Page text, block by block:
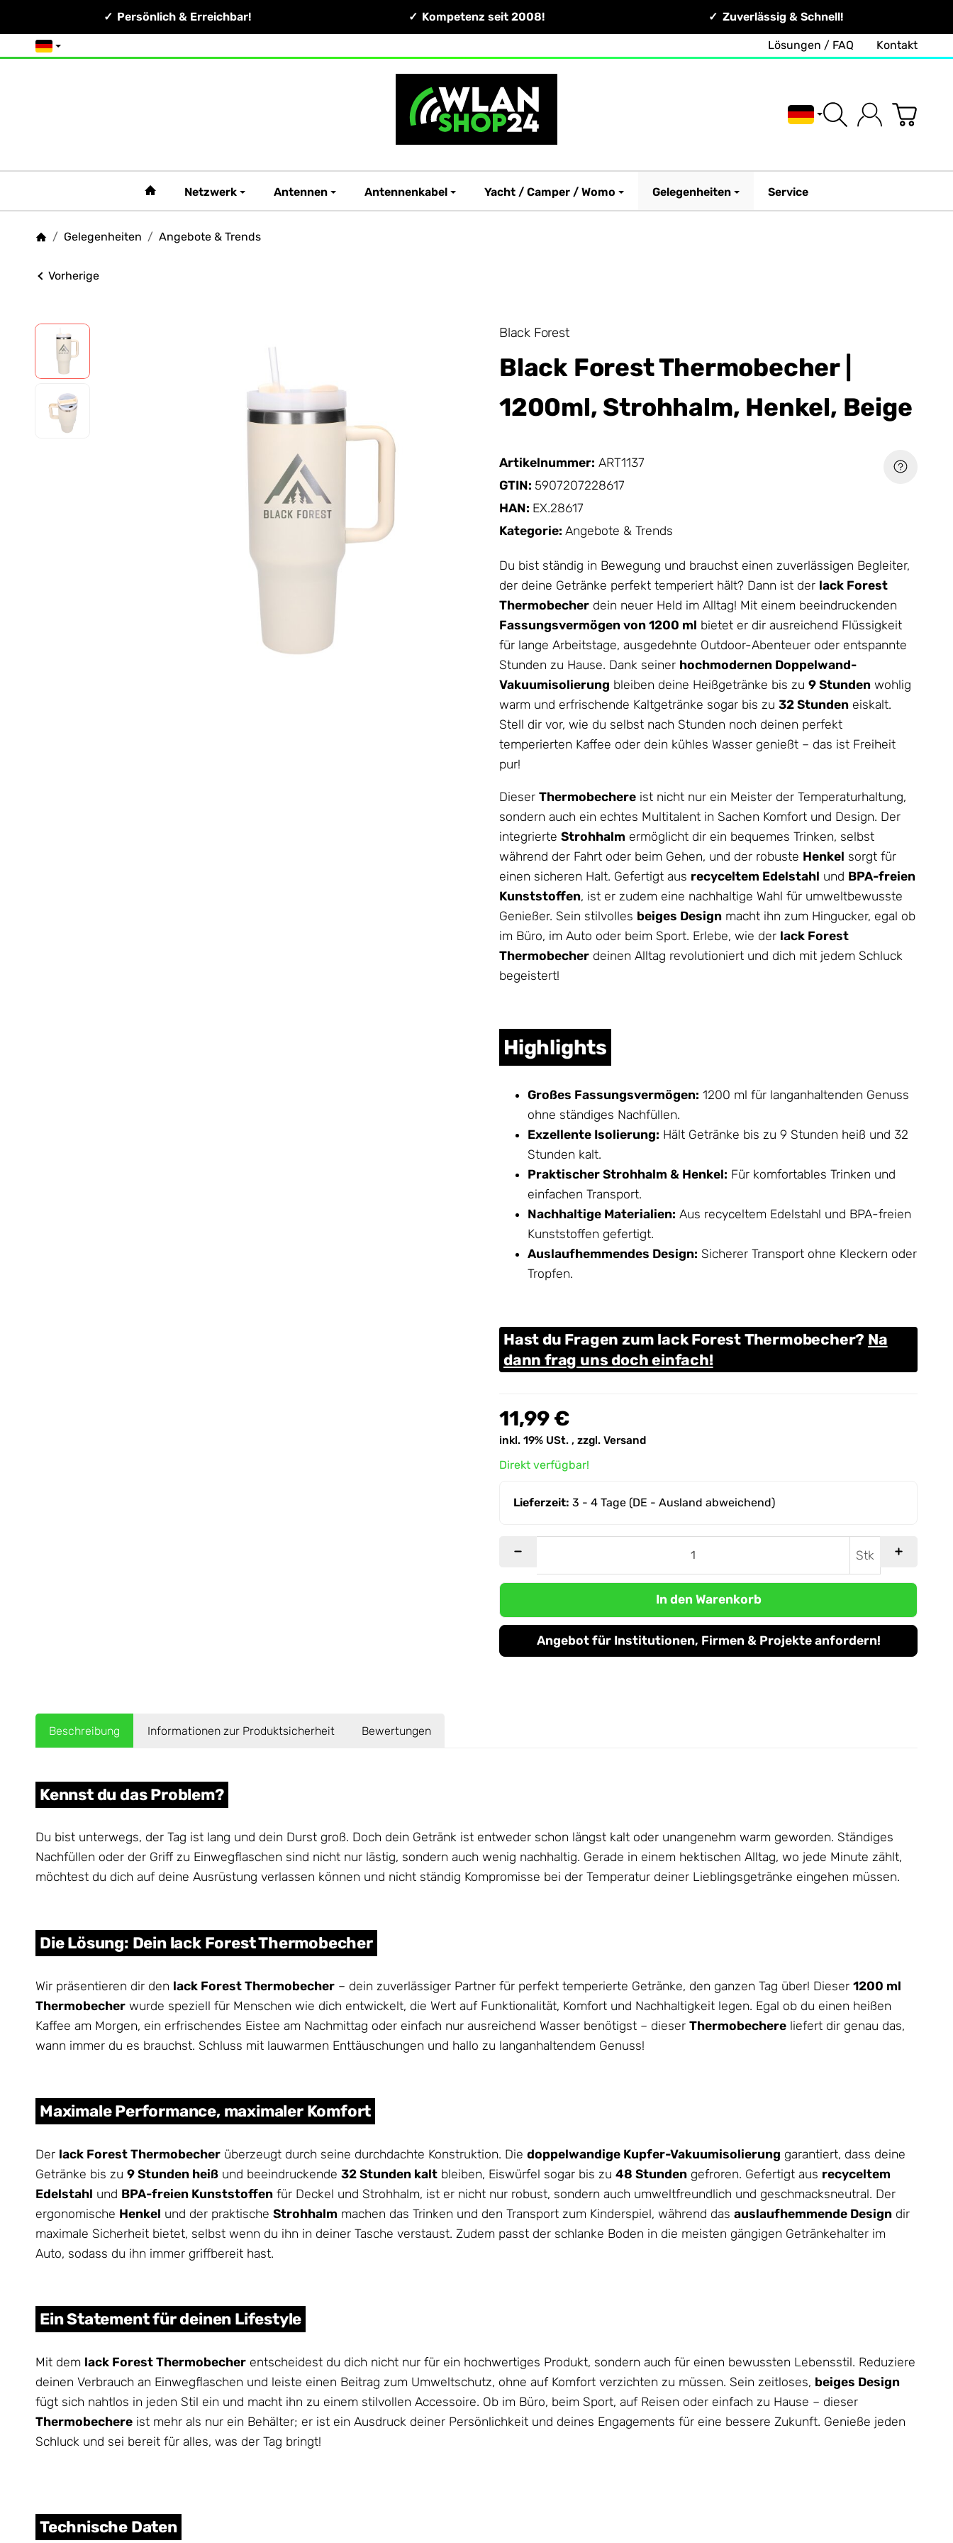
Persönlich & Erreichbar! Kompetenz seit 2008! Zuverlässig & Schnell!
Deutsch Lösungen / FAQ Kontakt
Deutsch
#custom.linkHome#
Netzwerk Antennen Antennenkabel Yacht / Camper / Womo Gelegenheiten Service
/ Gelegenheiten / Angebote & Trends
Vorherige
Black Forest
Black Forest Thermobecher |
1200ml, Strohhalm, Henkel, Beige
Artikelnummer: ART1137
GTIN: 5907207228617
HAN: EX.28617
Kategorie: Angebote & Trends
Du bist ständig in Bewegung und brauchst einen zuverlässigen Begleiter,
der deine Getränke perfekt temperiert hält? Dann ist der lack Forest
Thermobecher dein neuer Held im Alltag! Mit einem beeindruckenden
Fassungsvermögen von 1200 ml bietet er dir ausreichend Flüssigkeit
für lange Arbeitstage, ausgedehnte Outdoor-Abenteuer oder entspannte
Stunden zu Hause. Dank seiner hochmodernen Doppelwand-
Vakuumisolierung bleiben deine Heißgetränke bis zu 9 Stunden wohlig
warm und erfrischende Kaltgetränke sogar bis zu 32 Stunden eiskalt.
Stell dir vor, wie du selbst nach Stunden noch deinen perfekt
temperierten Kaffee oder dein kühles Wasser genießt – das ist Freiheit
pur!
Dieser Thermobechere ist nicht nur ein Meister der Temperaturhaltung,
sondern auch ein echtes Multitalent in Sachen Komfort und Design. Der
integrierte Strohhalm ermöglicht dir ein bequemes Trinken, selbst
während der Fahrt oder beim Gehen, und der robuste Henkel sorgt für
einen sicheren Halt. Gefertigt aus recyceltem Edelstahl und BPA-freien
Kunststoffen, ist er zudem eine nachhaltige Wahl für umweltbewusste
Genießer. Sein stilvolles beiges Design macht ihn zum Hingucker, egal ob
im Büro, im Auto oder beim Sport. Erlebe, wie der lack Forest
Thermobecher deinen Alltag revolutioniert und dich mit jedem Schluck
begeistert!
Highlights
Großes Fassungsvermögen: 1200 ml für langanhaltenden Genuss
ohne ständiges Nachfüllen.
Exzellente Isolierung: Hält Getränke bis zu 9 Stunden heiß und 32
Stunden kalt.
Praktischer Strohhalm & Henkel: Für komfortables Trinken und
einfachen Transport.
Nachhaltige Materialien: Aus recyceltem Edelstahl und BPA-freien
Kunststoffen gefertigt.
Auslaufhemmendes Design: Sicherer Transport ohne Kleckern oder
Tropfen.
Hast du Fragen zum lack Forest Thermobecher? Na
dann frag uns doch einfach!
11,99 €
inkl. 19% USt. , zzgl. Versand
Direkt verfügbar!
Lieferzeit:3 - 4 Tage (DE - Ausland abweichend)
Stk
In den Warenkorb
Angebot für Institutionen, Firmen & Projekte anfordern!
Beschreibung Informationen zur Produktsicherheit Bewertungen
Kennst du das Problem?
Du bist unterwegs, der Tag ist lang und dein Durst groß. Doch dein Getränk ist entweder schon längst kalt oder unangenehm warm geworden. Ständiges
Nachfüllen oder der Griff zu Einwegflaschen sind nicht nur lästig, sondern auch wenig nachhaltig. Gerade in einem hektischen Alltag, wo jede Minute zählt,
möchtest du dich auf deine Ausrüstung verlassen können und nicht ständig Kompromisse bei der Temperatur deiner Lieblingsgetränke eingehen müssen.
Die Lösung: Dein lack Forest Thermobecher
Wir präsentieren dir den lack Forest Thermobecher – dein zuverlässiger Partner für perfekt temperierte Getränke, den ganzen Tag über! Dieser 1200 ml
Thermobecher wurde speziell für Menschen wie dich entwickelt, die Wert auf Funktionalität, Komfort und Nachhaltigkeit legen. Egal ob du einen heißen
Kaffee am Morgen, ein erfrischendes Eistee am Nachmittag oder einfach nur ausreichend Wasser benötigst – dieser Thermobechere liefert dir genau das,
wann immer du es brauchst. Schluss mit lauwarmen Enttäuschungen und hallo zu langanhaltendem Genuss!
Maximale Performance, maximaler Komfort
Der lack Forest Thermobecher überzeugt durch seine durchdachte Konstruktion. Die doppelwandige Kupfer-Vakuumisolierung garantiert, dass deine
Getränke bis zu 9 Stunden heiß und beeindruckende 32 Stunden kalt bleiben, Eiswürfel sogar bis zu 48 Stunden gefroren. Gefertigt aus recyceltem
Edelstahl und BPA-freien Kunststoffen für Deckel und Strohhalm, ist er nicht nur robust, sondern auch umweltfreundlich und geschmacksneutral. Der
ergonomische Henkel und der praktische Strohhalm machen das Trinken und den Transport zum Kinderspiel, während das auslaufhemmende Design dir
maximale Sicherheit bietet, selbst wenn du ihn in deiner Tasche verstaust. Zudem passt der schlanke Boden in die meisten gängigen Getränkehalter im
Auto, sodass du ihn immer griffbereit hast.
Ein Statement für deinen Lifestyle
Mit dem lack Forest Thermobecher entscheidest du dich nicht nur für ein hochwertiges Produkt, sondern auch für einen bewussten Lebensstil. Reduziere
deinen Verbrauch an Einwegflaschen und leiste einen Beitrag zum Umweltschutz, ohne auf Komfort verzichten zu müssen. Sein zeitloses, beiges Design
fügt sich nahtlos in jeden Stil ein und macht ihn zu einem stilvollen Accessoire. Ob im Büro, beim Sport, auf Reisen oder einfach zu Hause – dieser
Thermobechere ist mehr als nur ein Behälter; er ist ein Ausdruck deiner Persönlichkeit und deines Engagements für eine bessere Zukunft. Genieße jeden
Schluck und sei bereit für alles, was der Tag bringt!
Technische Daten